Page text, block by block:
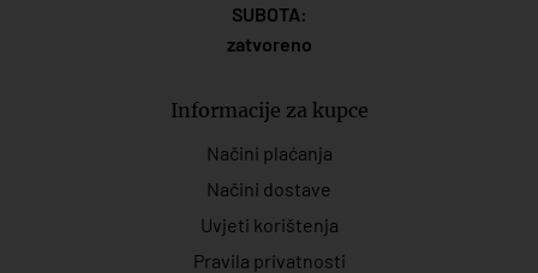
SUBOTA:
zatvoreno
Informacije za kupce
Načini plaćanja
Načini dostave
Uvjeti korištenja
Pravila privatnosti